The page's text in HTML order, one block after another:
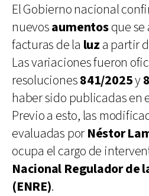
El Gobierno nacional
nuevosaumentosque
facturas de la luz a partir
Las variaciones fueron
resoluciones841/2025y
haber sido publicadas en
Previo a esto, las
evaluadas por Néstor
ocupa el cargo de
Nacional Regulador de
(ENRE).